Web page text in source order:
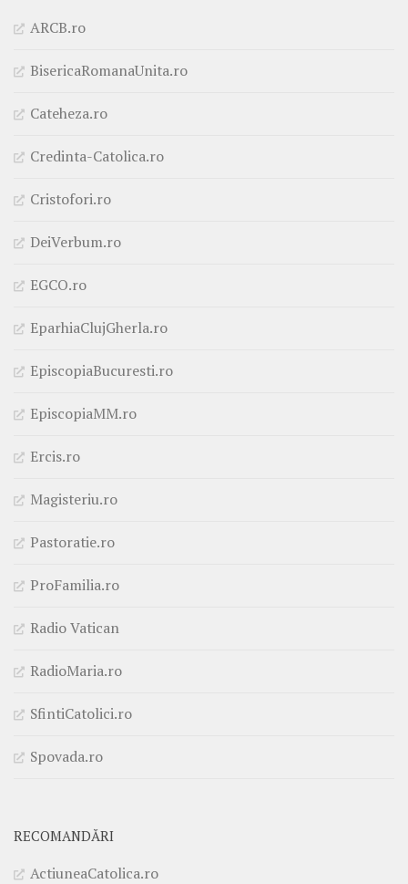
ARCB.ro
BisericaRomanaUnita.ro
Cateheza.ro
Credinta-Catolica.ro
Cristofori.ro
DeiVerbum.ro
EGCO.ro
EparhiaClujGherla.ro
EpiscopiaBucuresti.ro
EpiscopiaMM.ro
Ercis.ro
Magisteriu.ro
Pastoratie.ro
ProFamilia.ro
Radio Vatican
RadioMaria.ro
SfintiCatolici.ro
Spovada.ro
RECOMANDĂRI
ActiuneaCatolica.ro